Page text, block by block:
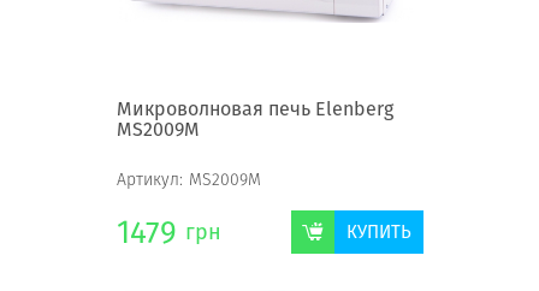
Микроволновая печь Elenberg
MS2009M
Артикул: MS2009M
1479 грн КУПИТЬ